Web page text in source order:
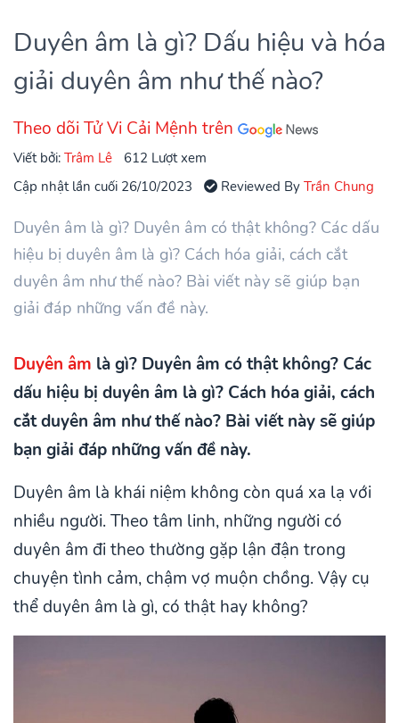
Duyên âm là gì? Dấu hiệu và hóa
giải duyên âm như thế nào?
Theo dõi Tử Vi Cải Mệnh trên
Viết bởi:Trâm Lê
612 Lượt xem
Cập nhật lần cuối 26/10/2023
Reviewed ByTrần Chung
Duyên âm là gì? Duyên âm có thật không? Các dấu
hiệu bị duyên âm là gì? Cách hóa giải, cách cắt
duyên âm như thế nào? Bài viết này sẽ giúp bạn
giải đáp những vấn đề này.
Duyên âm là gì? Duyên âm có thật không? Các
dấu hiệu bị duyên âm là gì? Cách hóa giải, cách
cắt duyên âm như thế nào? Bài viết này sẽ giúp
bạn giải đáp những vấn đề này.
Duyên âm là khái niệm không còn quá xa lạ với
nhiều người. Theo tâm linh, những người có
duyên âm đi theo thường gặp lận đận trong
chuyện tình cảm, chậm vợ muộn chồng. Vậy cụ
thể duyên âm là gì, có thật hay không?